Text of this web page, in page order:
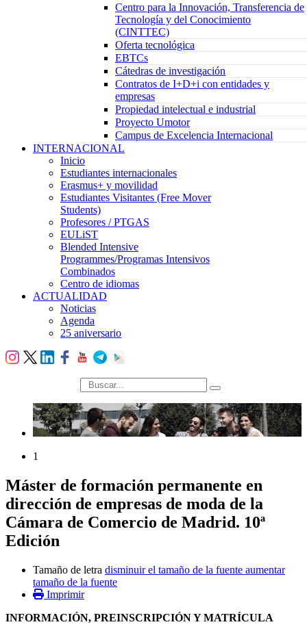
Centro para la Innovación, Transferencia de
Tecnología y del Conocimiento
(CINTTEC)
Oferta tecnológica
EBTCs
Cátedras de investigación
Contratos de I+D+i con entidades y
empresas
Propiedad intelectual e industrial
Proyecto Umotor
Campus de Excelencia Internacional
INTERNACIONAL
Inicio
Estudiantes internacionales
Erasmus+ y movilidad
Estudiantes Visitantes (Free Mover
Students)
Profesores / PTGAS
EULiST
Blended Intensive
Programmes/Programas Intensivos
Combinados
Centro de idiomas
ACTUALIDAD
Noticias
Agenda
25 aniversario
búsqueda
1
Máster de formación permanente en
dirección de empresas de moda de la
Cámara de Comercio de Madrid. 10ª
Edición
Tamaño de letra disminuir el tamaño de la fuente aumentar
tamaño de la fuente
Imprimir
INFORMACIÓN, PREINSCRIPCIÓN Y MATRÍCULA